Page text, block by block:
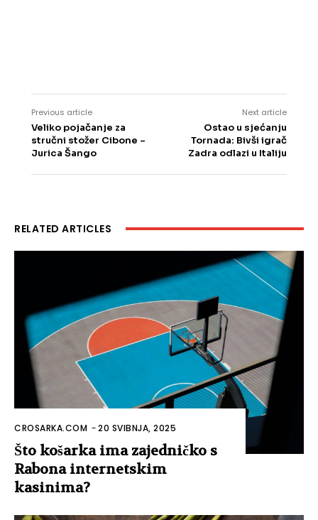
Previous article
Veliko pojačanje za
stručni stožer Cibone –
Jurica Šango
Next article
Ostao u sjećanju
Tornada: Bivši igrač
Zadra odlazi u Italiju
RELATED ARTICLES
CROSARKA.COM -20 SVIBNJA, 2025
Što košarka ima zajedničko s
Rabona internetskim
kasinima?